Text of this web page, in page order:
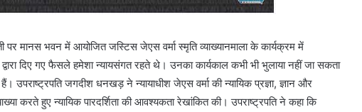
मानस भवन में आयोजित जस्टिस जेएस वर्मा स्मृति व्याख्यानमाला के कार्यक्रम में
दिए गए फैसले हमेशा न्यायसंगत रहते थे। उनका कार्यकाल कभी भी भुलाया नहीं जा सकता
जगदीश धनखड़ ने न्यायाधीश जेएस वर्मा की न्यायिक प्रज्ञा, ज्ञान और
करते हुए न्यायिक पारदर्शिता की आवश्यकता रेखांकित की। उपराष्ट्रपति ने कहा कि